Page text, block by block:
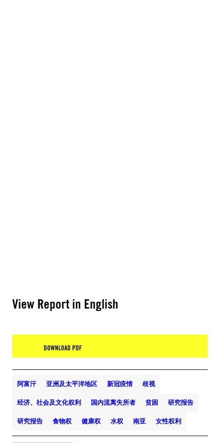
View Report in English
DOWNLOAD PDF
阿富汗 亚洲及太平洋地区 新冠疫情 歧视
经济、社会及文化权利 国内流离失所者 贫困 研究报告
研究报告 食物权 健康权 水权 南亚 女性权利